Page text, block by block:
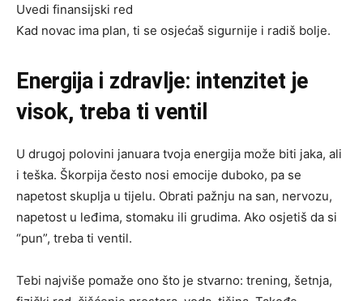
Uvedi finansijski red
Kad novac ima plan, ti se osjećaš sigurnije i radiš bolje.
Energija i zdravlje: intenzitet je
visok, treba ti ventil
U drugoj polovini januara tvoja energija može biti jaka, ali
i teška. Škorpija često nosi emocije duboko, pa se
napetost skuplja u tijelu. Obrati pažnju na san, nervozu,
napetost u leđima, stomaku ili grudima. Ako osjetiš da si
“pun”, treba ti ventil.
Tebi najviše pomaže ono što je stvarno: trening, šetnja,